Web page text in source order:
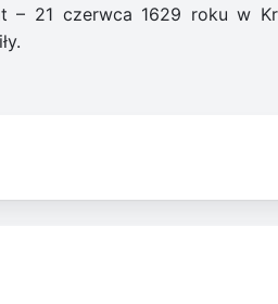
– 21 czerwca 1629 roku w